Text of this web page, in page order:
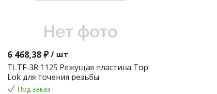
6 468,38 ₽ / шт
TLTF-3R 1125 Режущая пластина Top
Lok для точения резьбы
Под заказ